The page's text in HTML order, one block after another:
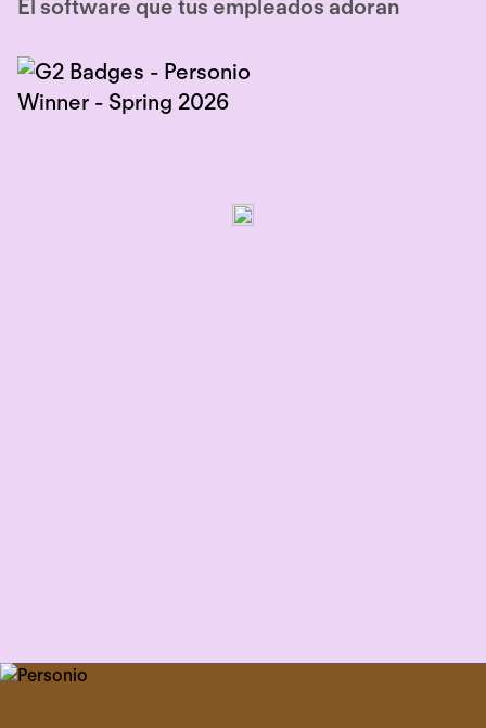
El software que tus empleados adoran